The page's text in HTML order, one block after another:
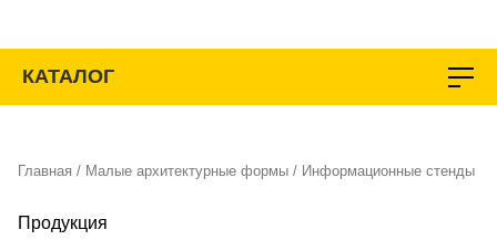
содержимому
КАТАЛОГ
Главная / Малые архитектурные формы / Информационные стенды
Продукция